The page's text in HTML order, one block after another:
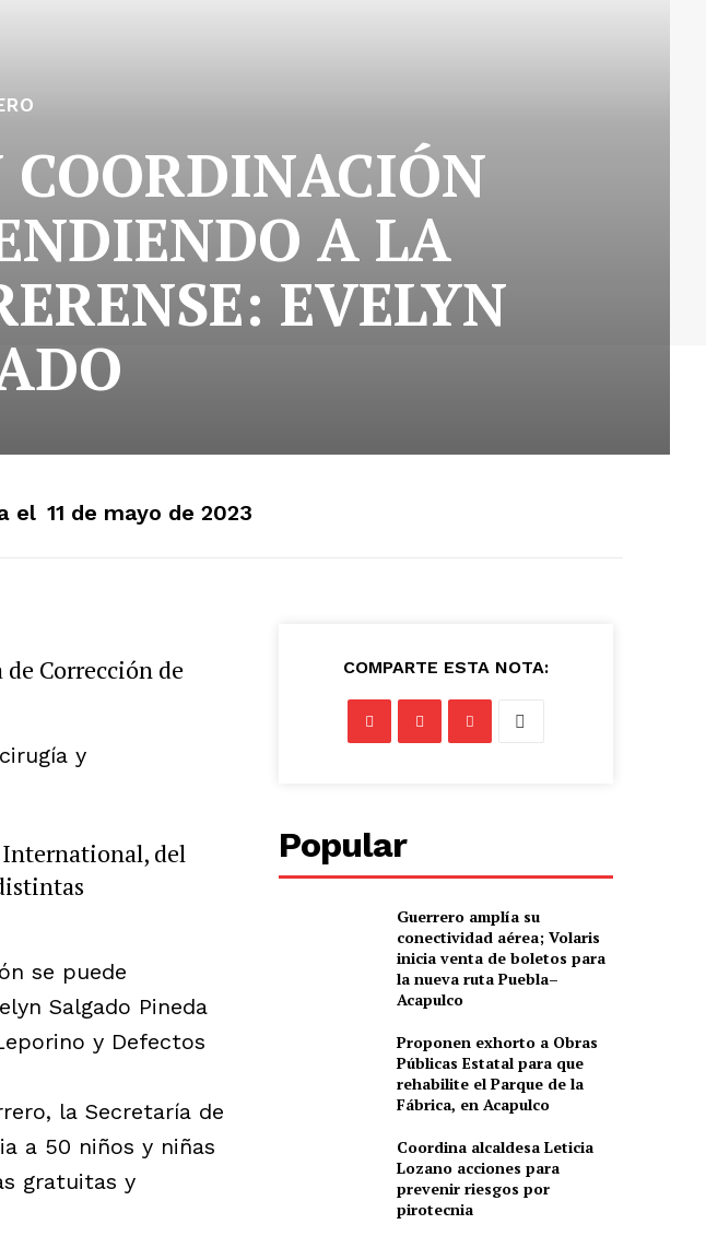
A LA
EVELYN
el 11 de mayo de 2023
Corrección de
y
International, del
se puede
Salgado Pineda
y Defectos
la Secretaría de
a 50 niños y niñas
gratuitas y
COMPARTE ESTA NOTA:
Popular
Guerrero amplía su
conectividad aérea; Volaris
inicia venta de boletos para
la nueva ruta Puebla–
Acapulco
Proponen exhorto a Obras
Públicas Estatal para que
rehabilite el Parque de la
Fábrica, en Acapulco
Coordina alcaldesa Leticia
Lozano acciones para
prevenir riesgos por
pirotecnia